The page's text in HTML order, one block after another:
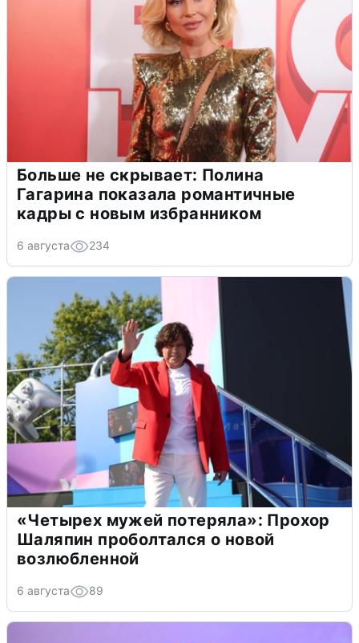
Больше не скрывает: Полина
Гагарина показала романтичные
кадры с новым избранником
6 августа 234
«Четырех мужей потеряла»: Прохор
Шаляпин проболтался о новой
возлюбленной
6 августа 89